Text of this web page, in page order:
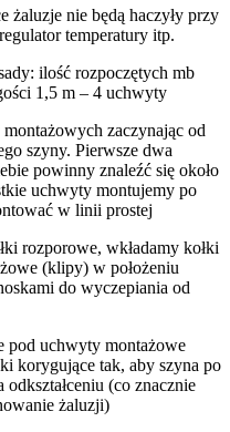
żaluzje nie będą haczyły przy
temperatury itp.
ilość rozpoczętych mb
1,5 m – 4 uchwyty
zaczynając od
szyny. Pierwsze dwa
powinny znaleźć się około
uchwyty montujemy po
w linii prostej
rozporowe, wkładamy kołki
(klipy) w położeniu
do wyczepiania od
pod uchwyty montażowe
korygujące tak, aby szyna po
odkształceniu (co znacznie
żaluzji)